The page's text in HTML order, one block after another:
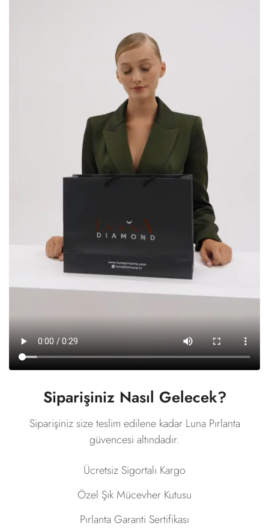
Siparişiniz Nasıl Gelecek?
Siparişiniz size teslim edilene kadar Luna Pırlanta
güvencesi altındadır.
Ücretsiz Sigortalı Kargo
Özel Şık Mücevher Kutusu
Pırlanta Garanti Sertifikası